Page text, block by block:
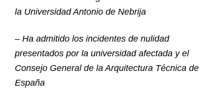
la Universidad Antonio de Nebrija
– Ha admitido los incidentes de nulidad
presentados por la universidad afectada y el
Consejo General de la Arquitectura Técnica de
España